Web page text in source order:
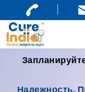
Надежность.